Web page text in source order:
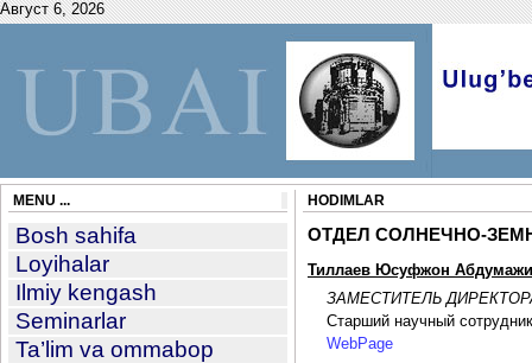
Август 6, 2026
MENU ...
Bosh sahifa
Loyihalar
Ilmiy kengash
Seminarlar
Ta’lim va ommabop
HODIMLAR
ОТДЕЛ СОЛНЕЧНО-
Тиллаев Юсуфжон
ЗАМЕСТИТЕЛЬ
Старший научный
WebPage